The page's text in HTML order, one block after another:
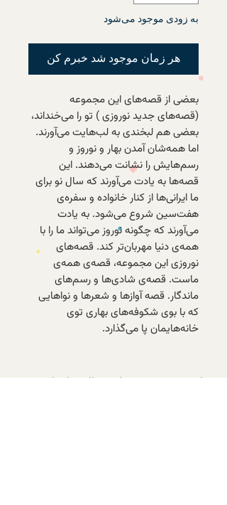
به زودی موجود می‌شود
هر زمان موجود شد خبرم کن
بعضی از قصه‌های این مجموعه‌
(قصه‌های جدید نوروزی ) تو را می‌خنداند،
بعضی هم لبخندی به لب‌هایت می‌آورند.
اما همه‌شان آمدن بهار و نوروز و
رسم‌هایش را نشانت می‌دهند. این
قصه‌ها به یادت می‌آورند که سال نو برای
ما ایرانی‌ها از کنار خانواده و سفره‌ی
هفت‌سین شروع می‌شود. به یادت
می‌آورند که چگونه نوروز می‌تواند ما را با
همه‌ی دنیا مهربان‌تر کند. قصه‌های
نوروزی این مجموعه، قصه‌ی همه‌ی
ماست. قصه‌ی شادی‌ها و رسم‌های
ماندگار. قصه آوازها و شعرها و نواهایی
که با بوی شکوفه‌های بهاری توی
خانه‌هایمان پا می‌گذارد.
با عضویت در خبرنامه‌ی الف، از تازه‌ترین